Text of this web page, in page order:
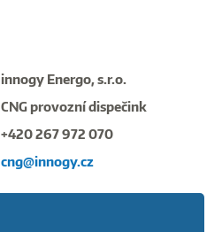
innogy Energo, s.r.o.
CNG provozní dispečink
+420 267 972 070
cng@innogy.cz